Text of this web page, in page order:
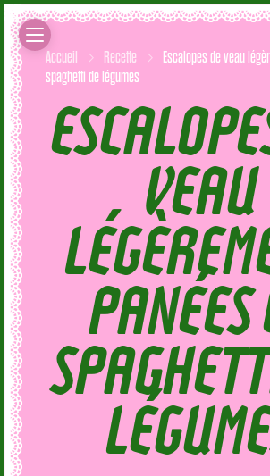
Accueil Recette
Escalopes de veau
spaghetti de légumes
VEAU